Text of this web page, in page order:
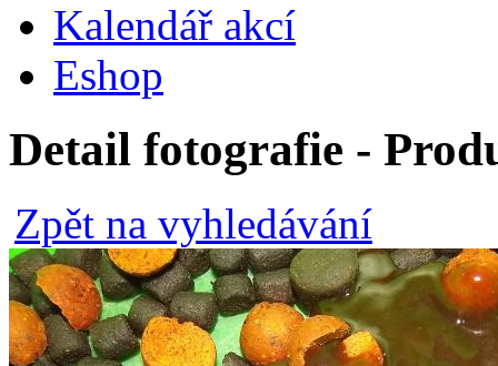
Kalendář akcí
Eshop
Detail fotografie -
Zpět na vyhledávání